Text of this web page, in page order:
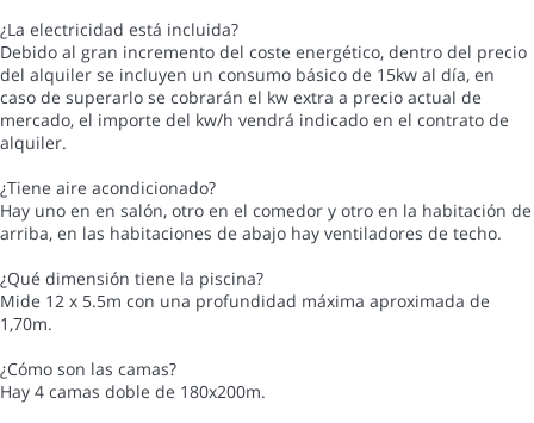
¿La electricidad está incluida?
Debido al gran incremento del coste energético, dentro del precio
del alquiler se incluyen un consumo básico de 15kw al día, en
caso de superarlo se cobrarán el kw extra a precio actual de
mercado, el importe del kw/h vendrá indicado en el contrato de
alquiler.
¿Tiene aire acondicionado?
Hay uno en en salón, otro en el comedor y otro en la habitación de
arriba, en las habitaciones de abajo hay ventiladores de techo.
¿Qué dimensión tiene la piscina?
Mide 12 x 5.5m con una profundidad máxima aproximada de
1,70m.
¿Cómo son las camas?
Hay 4 camas doble de 180x200m.